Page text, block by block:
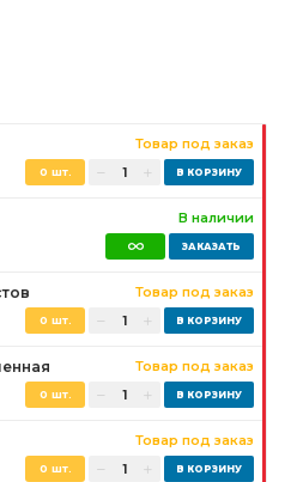
Товар под заказ
0 шт.
В наличии
Товар под заказ
0 шт.
Товар под заказ
0 шт.
Товар под заказ
0 шт.